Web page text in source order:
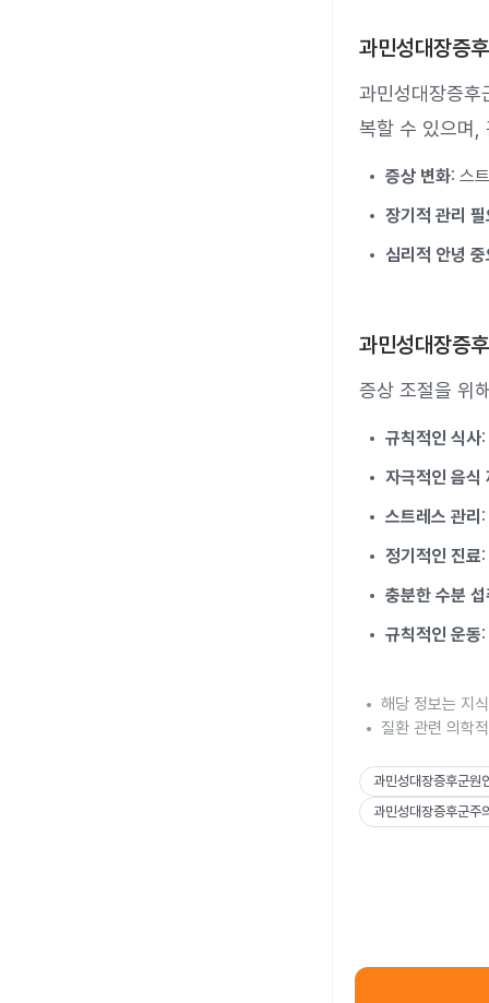
과민성대장증
과민성대장증후
복할 수 있으며,
증상 변화: 스
장기적 관리
심리적 안녕
과민성대장증
증상 조절을 위
규칙적인 식사
자극적인 음식
스트레스 관리
정기적인 진료
충분한 수분
규칙적인 운동
해당 정보는 지
질환 관련 의학
과민성대장증후군원
과민성대장증후군주